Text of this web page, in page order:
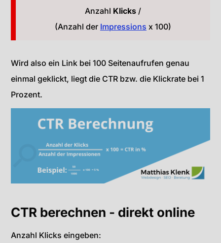
Anzahl Klicks /
(Anzahl der Impressions x 100)
Wird also ein Link bei 100 Seitenaufrufen genau
einmal geklickt, liegt die CTR bzw. die Klickrate bei 1
Prozent.
CTR berechnen - direkt online
Anzahl Klicks eingeben: